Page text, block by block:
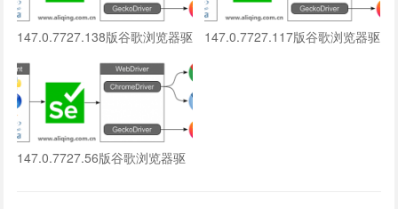
147.0.7727.138版谷歌浏览器驱
动下载
147.0.7727.117版谷歌浏览器驱
147.0.7727.56版谷歌浏览器驱